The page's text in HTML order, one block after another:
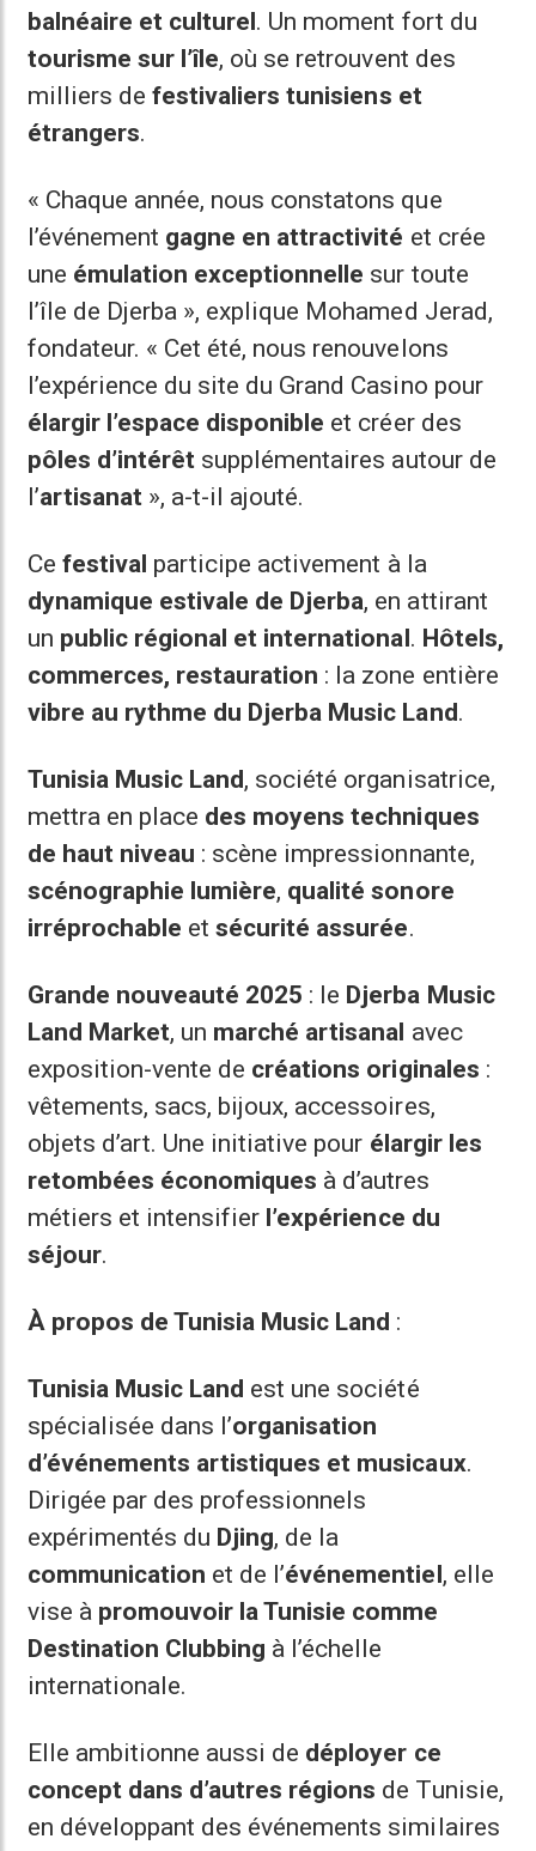
balnéaire et culturel. Un moment fort du
tourisme sur l’île, où se retrouvent des
milliers defestivaliers tunisiens et
étrangers.
« Chaque année, nous constatons que
l’événement gagne en attractivité et crée
une émulation exceptionnelle sur toute
l’île de Djerba », explique Mohamed Jerad,
fondateur. « Cet été, nous renouvelons
l’expérience du site du Grand Casino pour
élargir l’espace disponible et créer des
pôles d’intérêt supplémentaires autour de
l’artisanat », a-t-il ajouté.
Cefestival participe activement à la
dynamique estivale de Djerba, en attirant
un public régional et international. Hôtels,
commerces, restauration : la zone entière
vibre au rythme du Djerba Music Land.
Tunisia Music Land, société organisatrice,
mettra en place des moyens techniques
de haut niveau : scène impressionnante,
scénographie lumière, qualité sonore
irréprochable etsécurité assurée.
Grande nouveauté 2025 : le Djerba Music
Land Market, un marché artisanal avec
exposition-vente de créations originales :
vêtements, sacs, bijoux, accessoires,
objets d’art. Une initiative pour élargir les
retombées économiques à d’autres
métiers et intensifier l’expérience du
séjour.
À propos de Tunisia Music Land :
Tunisia Music Land est une société
spécialisée dans l’organisation
d’événements artistiques et musicaux.
Dirigée par des professionnels
expérimentés du Djing, de la
communication et de l’événementiel, elle
vise à promouvoir la Tunisie comme
Destination Clubbing à l’échelle
internationale.
Elle ambitionne aussi de déployer ce
concept dans d’autres régions de Tunisie,
en développant des événements similaires